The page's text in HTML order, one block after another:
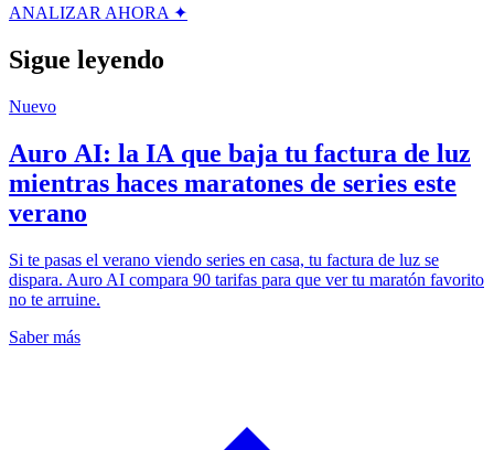
ANALIZAR AHORA ✦
Sigue leyendo
Nuevo
Auro AI: la IA que baja tu factura de luz
mientras haces maratones de series este
verano
Si te pasas el verano viendo series en casa, tu factura de luz se
dispara. Auro AI compara 90 tarifas para que ver tu maratón favorito
no te arruine.
Saber más